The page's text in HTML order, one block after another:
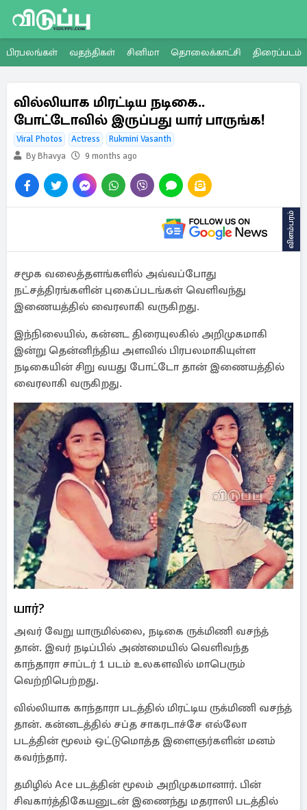
பிரபலங்கள் வதந்திகள் சினிமா தொலைக்காட்சி திரைப்படம்
வில்லியாக மிரட்டிய நடிகை..
போட்டோவில் இருப்பது யார் பாருங்க!
Viral Photos Actress
Rukmini Vasanth
By Bhavya
9 months ago
விளம்பரம்
சமூக வலைத்தளங்களில் அவ்வப்போது
நட்சத்திரங்களின் புகைப்படங்கள் வெளிவந்து
இணையத்தில் வைரலாகி வருகிறது.
இந்நிலையில், கன்னட திரையுலகில் அறிமுகமாகி
இன்று தென்னிந்திய அளவில் பிரபலமாகியுள்ள
நடிகையின் சிறு வயது போட்டோ தான் இணையத்தில்
வைரலாகி வருகிறது.
யார்?
அவர் வேறு யாருமில்லை, நடிகை ருக்மிணி வசந்த்
தான். இவர் நடிப்பில் அண்மையில் வெளிவந்த
காந்தாரா சாப்டர் 1 படம் உலகளவில் மாபெரும்
வெற்றிபெற்றது.
வில்லியாக காந்தாரா படத்தில் மிரட்டிய ருக்மிணி வசந்த்
தான். கன்னடத்தில் சப்த சாகரடாச்சே எல்லோ
படத்தின் மூலம் ஒட்டுமொத்த இளைஞர்களின் மனம்
கவர்ந்தார்.
தமிழில் Ace படத்தின் மூலம் அறிமுகமானார். பின்
சிவகார்த்திகேயனுடன் இணைந்து மதராஸி படத்தில்